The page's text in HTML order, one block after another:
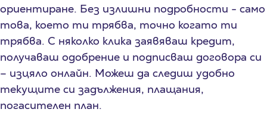
ориентиране. Без излишни подробности - само
това, което ти трябва, точно когато ти
трябва. С няколко клика заявяваш кредит,
получаваш одобрение и подписваш договора си
– изцяло онлайн. Можеш да следиш удобно
текущите си задължения, плащания,
погасителен план.